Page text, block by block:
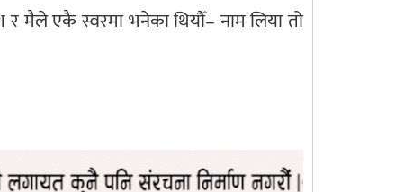
र मैले एकै स्वरमा भनेका थियौँ– नाम लिया तो